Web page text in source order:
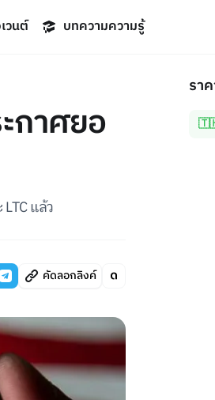
วนต์ บทความความรู้
กาศยอ
แล้ว
คัดลอกลิงค์
รา